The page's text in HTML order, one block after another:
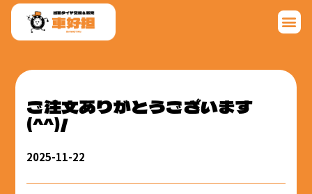
ご注文ありがとうございます
(^^)/
2025-11-22